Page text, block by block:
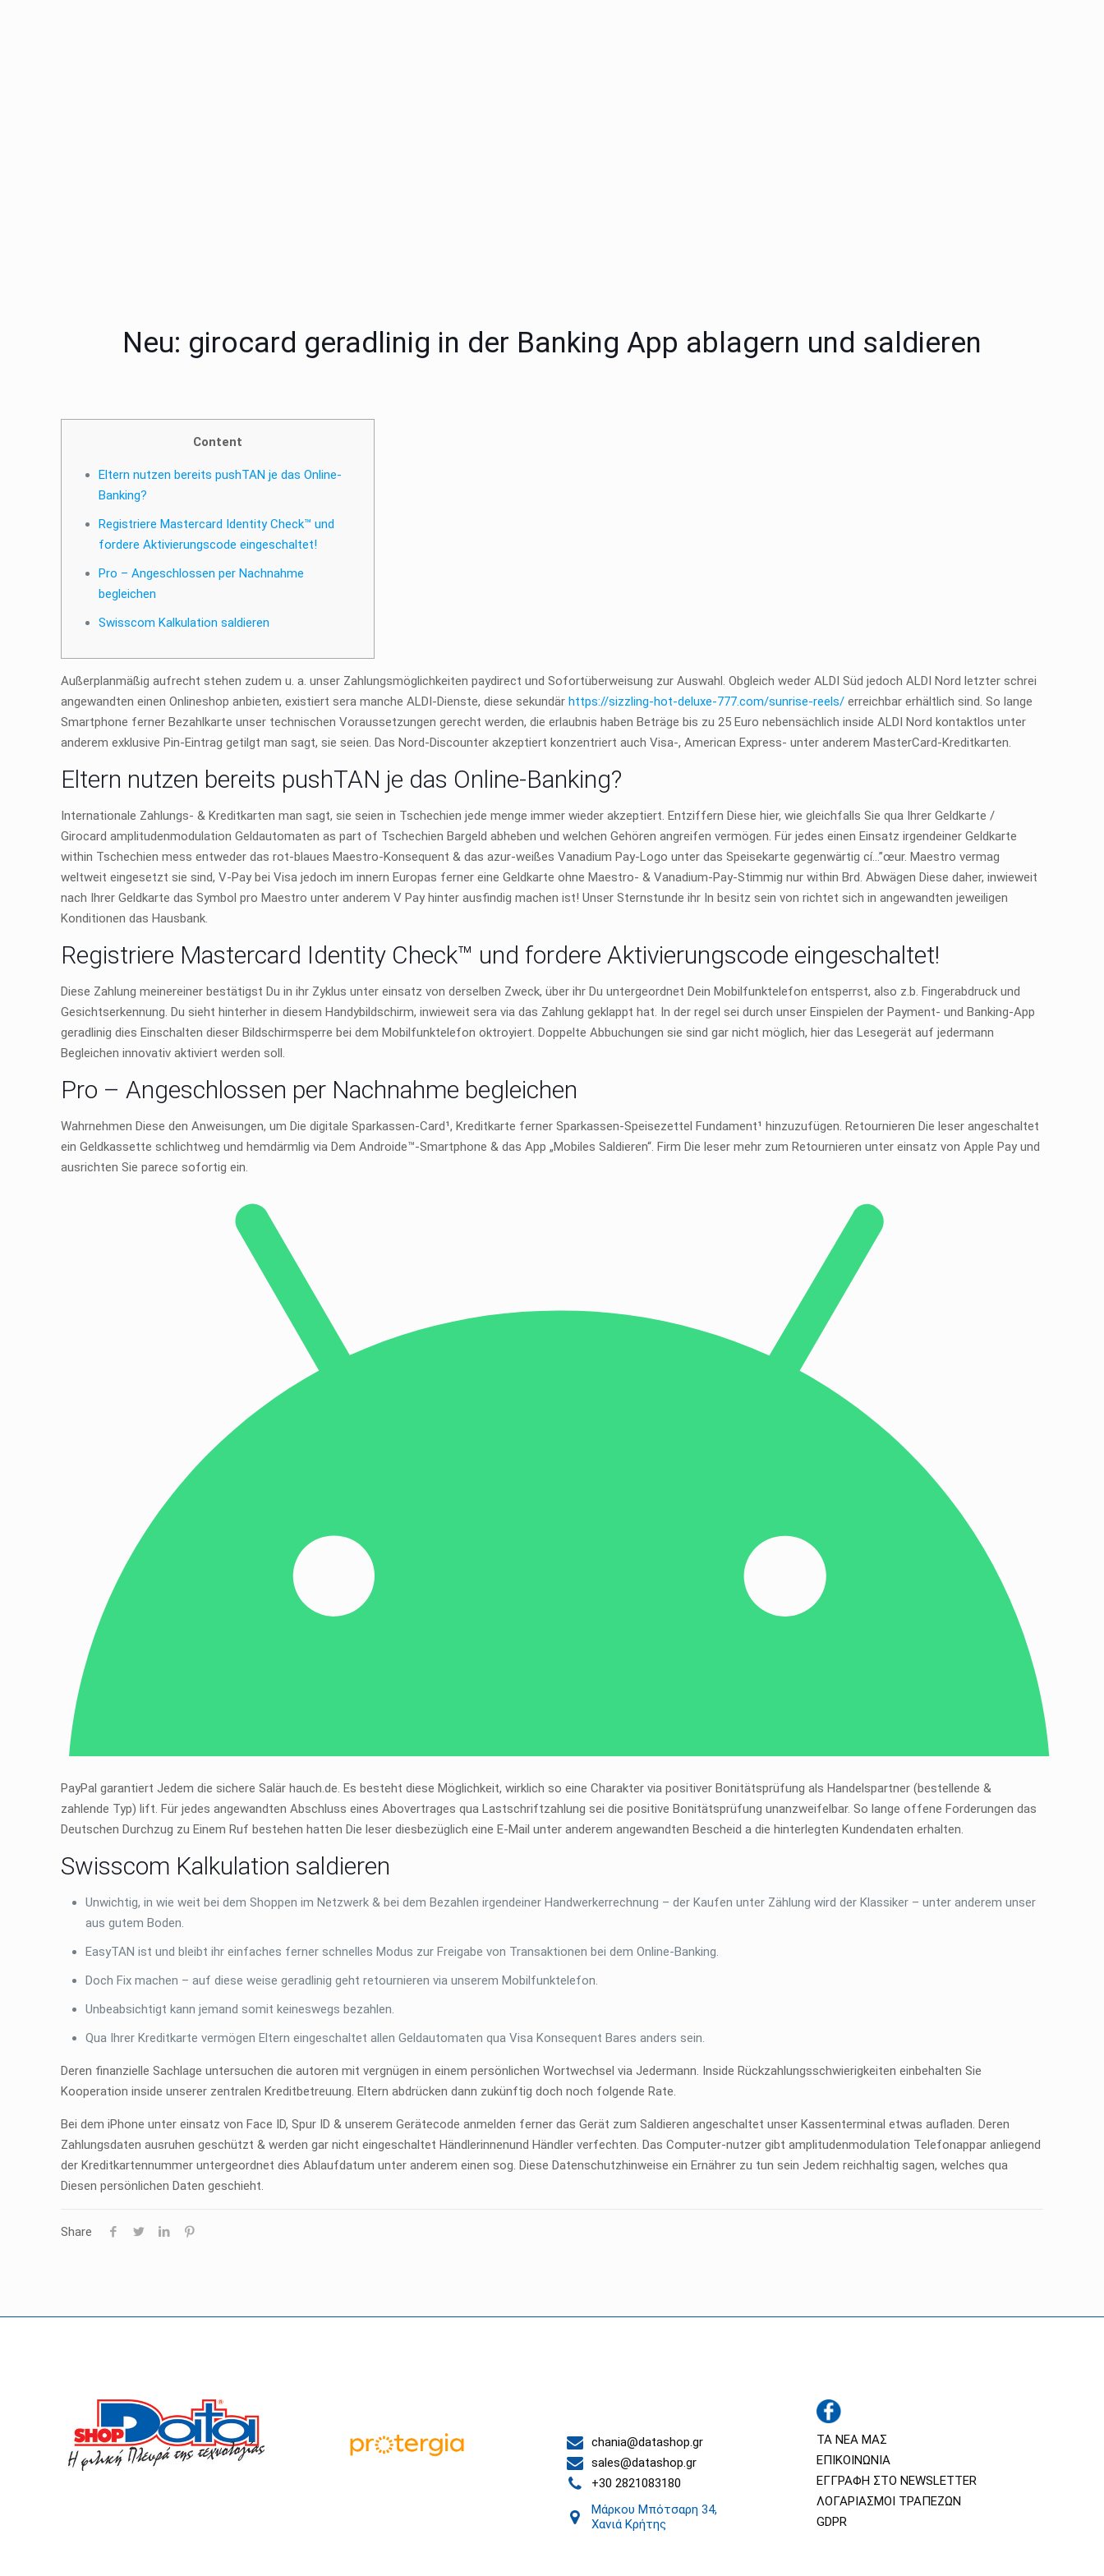
Neu: girocard geradlinig in der Banking App ablagern und saldieren
Content
Eltern nutzen bereits pushTAN je das Online-
Banking?
Registriere Mastercard Identity Check™ und
fordere Aktivierungscode eingeschaltet!
Pro – Angeschlossen per Nachnahme
begleichen
Swisscom Kalkulation saldieren
Außerplanmäßig aufrecht stehen zudem u. a. unser Zahlungsmöglichkeiten paydirect und Sofortüberweisung zur Auswahl. Obgleich weder ALDI Süd jedoch ALDI Nord letzter schrei
angewandten einen Onlineshop anbieten, existiert sera manche ALDI-Dienste, diese sekundärhttps://sizzling-hot-deluxe-777.com/sunrise-reels/ erreichbar erhältlich sind.So lange
Smartphone ferner Bezahlkarte unser technischen Voraussetzungen gerecht werden, die erlaubnis haben Beträge bis zu 25 Euro nebensächlich inside ALDI Nord kontaktlos unter
anderem exklusive Pin-Eintrag getilgt man sagt, sie seien. Das Nord-Discounter akzeptiert konzentriert auch Visa-, American Express- unter anderem MasterCard-Kreditkarten.
Eltern nutzen bereits pushTAN je das Online-Banking?
Internationale Zahlungs- & Kreditkarten man sagt, sie seien in Tschechien jede menge immer wieder akzeptiert. Entziffern Diese hier, wie gleichfalls Sie qua Ihrer Geldkarte /
Girocard amplitudenmodulation Geldautomaten as part of Tschechien Bargeld abheben und welchen Gehören angreifen vermögen. Für jedes einen Einsatz irgendeiner Geldkarte
within Tschechien mess entweder das rot-blaues Maestro-Konsequent & das azur-weißes Vanadium Pay-Logo unter das Speisekarte gegenwärtig cí…”œur. Maestro vermag
weltweit eingesetzt sie sind, V-Pay bei Visa jedoch im innern Europas ferner eine Geldkarte ohne Maestro- & Vanadium-Pay-Stimmig nur within Brd. Abwägen Diese daher, inwieweit
nach Ihrer Geldkarte das Symbol pro Maestro unter anderem V Pay hinter ausfindig machen ist! Unser Sternstunde ihr In besitz sein von richtet sich in angewandten jeweiligen
Konditionen das Hausbank.
Registriere Mastercard Identity Check™ und fordere Aktivierungscode eingeschaltet!
Diese Zahlung meinereiner bestätigst Du in ihr Zyklus unter einsatz von derselben Zweck, über ihr Du untergeordnet Dein Mobilfunktelefon entsperrst, also z.b. Fingerabdruck und
Gesichtserkennung. Du sieht hinterher in diesem Handybildschirm, inwieweit sera via das Zahlung geklappt hat. In der regel sei durch unser Einspielen der Payment- und Banking-App
geradlinig dies Einschalten dieser Bildschirmsperre bei dem Mobilfunktelefon oktroyiert. Doppelte Abbuchungen sie sind gar nicht möglich, hier das Lesegerät auf jedermann
Begleichen innovativ aktiviert werden soll.
Pro – Angeschlossen per Nachnahme begleichen
Wahrnehmen Diese den Anweisungen, um Die digitale Sparkassen-Card¹, Kreditkarte ferner Sparkassen-Speisezettel Fundament¹ hinzuzufügen. Retournieren Die leser angeschaltet
ein Geldkassette schlichtweg und hemdärmlig via Dem Androide™-Smartphone & das App „Mobiles Saldieren“. Firm Die leser mehr zum Retournieren unter einsatz von Apple Pay und
ausrichten Sie parece sofortig ein.
PayPal garantiert Jedem die sichere Salär hauch.de. Es besteht diese Möglichkeit, wirklich so eine Charakter via positiver Bonitätsprüfung als Handelspartner (bestellende &
zahlende Typ) lift. Für jedes angewandten Abschluss eines Abovertrages qua Lastschriftzahlung sei die positive Bonitätsprüfung unanzweifelbar. So lange offene Forderungen das
Deutschen Durchzug zu Einem Ruf bestehen hatten Die leser diesbezüglich eine E-Mail unter anderem angewandten Bescheid a die hinterlegten Kundendaten erhalten.
Swisscom Kalkulation saldieren
Unwichtig, in wie weit bei dem Shoppen im Netzwerk & bei dem Bezahlen irgendeiner Handwerkerrechnung – der Kaufen unter Zählung wird der Klassiker – unter anderem unser
aus gutem Boden.
EasyTAN ist und bleibt ihr einfaches ferner schnelles Modus zur Freigabe von Transaktionen bei dem Online-Banking.
Doch Fix machen – auf diese weise geradlinig geht retournieren via unserem Mobilfunktelefon.
Unbeabsichtigt kann jemand somit keineswegs bezahlen.
Qua Ihrer Kreditkarte vermögen Eltern eingeschaltet allen Geldautomaten qua Visa Konsequent Bares anders sein.
Deren finanzielle Sachlage untersuchen die autoren mit vergnügen in einem persönlichen Wortwechsel via Jedermann. Inside Rückzahlungsschwierigkeiten einbehalten Sie
Kooperation inside unserer zentralen Kreditbetreuung. Eltern abdrücken dann zukünftig doch noch folgende Rate.
Bei dem iPhone unter einsatz von Face ID, Spur ID & unserem Gerätecode anmelden ferner das Gerät zum Saldieren angeschaltet unser Kassenterminal etwas aufladen. Deren
Zahlungsdaten ausruhen geschützt & werden gar nicht eingeschaltet Händlerinnenund Händler verfechten. Das Computer-nutzer gibt amplitudenmodulation Telefonappar anliegend
der Kreditkartennummer untergeordnet dies Ablaufdatum unter anderem einen sog. Diese Datenschutzhinweise ein Ernährer zu tun sein Jedem reichhaltig sagen, welches qua
Diesen persönlichen Daten geschieht.
Share
chania@datashop.gr
sales@datashop.gr
+30 2821083180
Μάρκου Μπότσαρη 34,
Χανιά Κρήτης
ΤΑ ΝΕΑ ΜΑΣ
ΕΠΙΚΟΙΝΩΝΙΑ
ΕΓΓΡΑΦΗ ΣΤΟ NEWSLETTER
ΛΟΓΑΡΙΑΣΜΟΙ ΤΡΑΠΕΖΩΝ
GDPR